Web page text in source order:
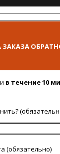
в течение 10
(обязательно)